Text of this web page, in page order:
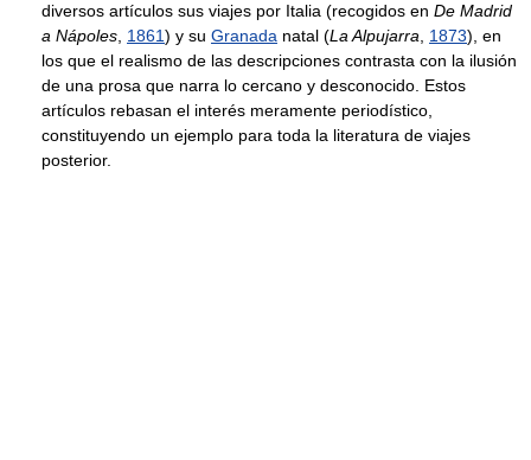
diversos artículos sus viajes por Italia (recogidos en De Madrid
a Nápoles 1861) y su Granada natal (La Alpujarra 1873), en
los que el realismo de las descripciones contrasta con la ilusión
de una prosa que narra lo cercano y desconocido. Estos
artículos rebasan el interés meramente periodístico,
constituyendo un ejemplo para toda la literatura de viajes
posterior.